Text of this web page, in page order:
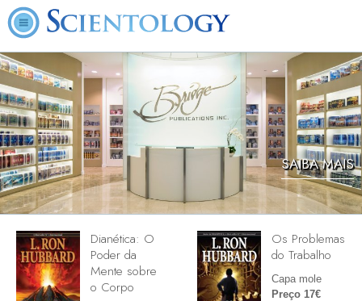
SAIBA MAIS
Dianética: O
Poder da
Mente sobre
o Corpo
Os Problemas
do Trabalho
Capa mole
Preço 17€